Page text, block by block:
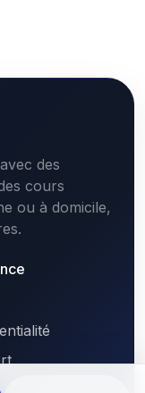
des
cours
ou à domicile,